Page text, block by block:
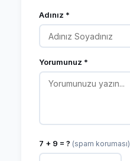
Adınız *
Yorumunuz *
7 + 9 = ? (spam koruması)